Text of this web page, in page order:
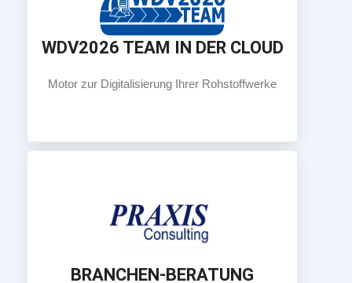
WDV2026 TEAM IN DER CLOUD
Motor zur Digitalisierung Ihrer Rohstoffwerke
WDV2026 TEAM IN DER CLOUD
Motor zur Digitalisierung Ihrer Rohstoffwerke
Mehr Info
BRANCHEN-BERATUNG
Mehr Info